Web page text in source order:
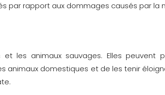
par rapport aux dommages causés par la
les animaux sauvages. Elles peuvent
animaux domestiques et de les tenir